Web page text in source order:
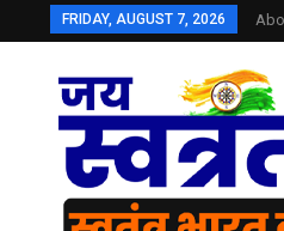
FRIDAY, AUGUST 7, 2026